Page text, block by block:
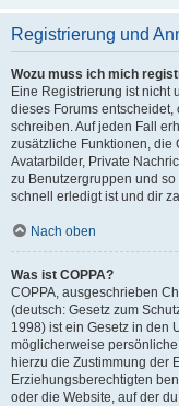
Registrierung und
Wozu muss ich mich
Eine Registrierung ist nicht
dieses Forums entscheidet,
schreiben. Auf jeden Fall
zusätzliche Funktionen, die
Avatarbilder, Private
zu Benutzergruppen und
schnell erledigt ist und dir
Nach oben
Was ist COPPA?
COPPA, ausgeschrieben
(deutsch: Gesetz zum
1998) ist ein Gesetz in den
möglicherweise
hierzu die Zustimmung der
Erziehungsberechtigten
oder die Website, auf der